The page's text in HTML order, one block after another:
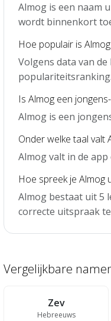
Almog is een naam
wordt binnenkort
Hoe populair is
Volgens data van
Is Almog een
Almog is een
Onder welke taal valt
Almog valt in de
Hoe spreek je Almog
Almog bestaat uit 5
correcte uitspraak
Vergelijkbare
Zev
Hebreeuws